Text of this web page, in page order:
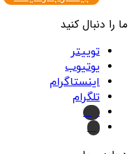
ما را دنبال کنید
توییتر
یوتیوب
اینستاگرام
تلگرام
ایتا
بله